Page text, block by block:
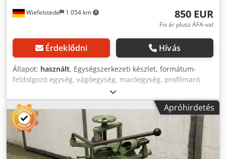
Wiefelstede 1 054 km 850 EUR
Fix ár plusz ÁFA-val
Érdeklődni Hívás
Állapot: használt, Egységszerkezeti készlet, formátum-
feldolgozó egység, vágóegység, maróegység, profilmaró
egység, hézagoló maróegység, vágóegység, kétvégű
profiloló, élmegmunkáló gép, pontozó motor, aprító motor,
maró motor élmegmunkáló géphez - Gyártó: Katt ,
maróegység 3 maróval -Motor: N132M típus 12 kW / 2960
ford / perc -Védelmi osztály: IP 44 -Tengely: mindkét oldal
Ø 40 x 235 mm -Marásszélesség: 20/10/18 mm -Méretek:
840/320 / H380 mm -Súly: 99 kg Crsdpfx Amsgy Dbpogsf
Apróhirdetés